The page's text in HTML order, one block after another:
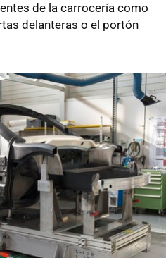
de la carrocería como
delanteras o el portón